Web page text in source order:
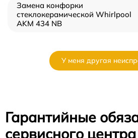
Замена конфорки
стеклокерамической Whirlpool
AKM 434 NB
У меня другая
Гарантийные
сервисного